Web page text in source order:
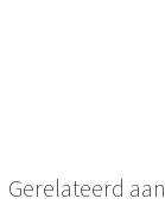
Gerelateerd aan